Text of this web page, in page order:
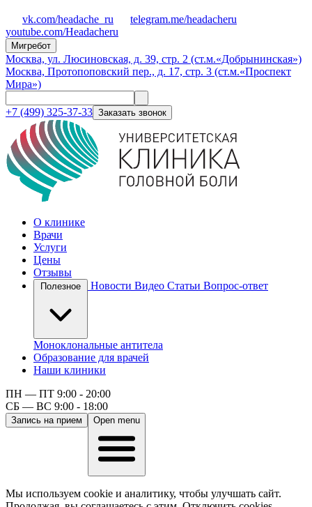
vk.com/headache_ru
telegram.me/headacheru
youtube.com/Headacheru
Мигребот
Москва, ул. Люсиновская, д. 39, стр. 2 (ст.м.«Добрынинская»)
Москва, Протопоповский пер., д. 17, стр. 3 (ст.м.«Проспект
Мира»)
+7 (499) 325-37-33 Заказать звонок
О клинике
Врачи
Услуги
Цены
Отзывы
Новости Видео Статьи Вопрос-ответ
Моноклональные антитела
Образование для врачей
Наши клиники
ПН — ПТ 9:00 - 20:00
СБ — ВС 9:00 - 18:00
Запись на прием Open menu
Мы используем cookie и аналитику, чтобы улучшать сайт.